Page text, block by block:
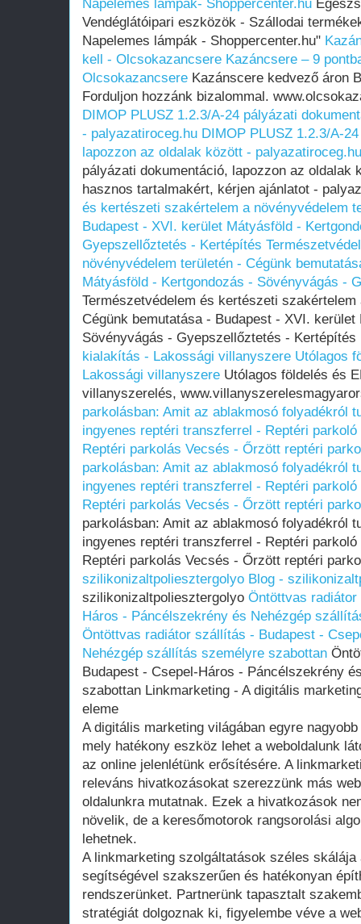
Napelemes lámpák- Shoppercenter.hu
Vendéglátóipari eszközök - Szállodai
Napelemes lámpák - Shoppercenter.hu"
kell - Olcsokazancsere Kazáncsere – 9
Olcsokazancsere Kazánscere kedvező áron
Forduljon hozzánk bizalommal.
DIMOP PLUSZ 1.2.3/A-24 pályázati
- palyazatiroceg.hu DIMOP PLUSZ 1.2.3/A-
lapozzon az oldalak között - palyazatiroceg.hu
pályázati dokumentáció, lapozzon az oldalak
hasznos tartalmakért, kérjen ajánlatot -
és kertészeti szakértelem a növényvédelem
Budapest - XVI. kerület Mátyásföld -
Gyepszellőztetés - Kertépítés
növényvédelem területén - Cégünk
Mátyásföld - Kertgondozás - Sövényvágás -
Természetvédelem és kertészeti
Cégünk bemutatása - Budapest - XVI.
Sövényvágás - Gyepszellőztetés - Kertépítés
kialakítás - Lakossági villanyszere Utólagos
Lakossági villanyszere Utólagos földelés és
villanyszerelés,
parkolásban: Amit az ablakmosó folyadékról
ingyenes reptéri transzferrel - Reptéri
Reptéri parkolás Vecsés - Őrzött reptéri
parkolásban: Amit az ablakmosó folyadékról
ingyenes reptéri transzferrel - Reptéri
Reptéri parkolás Vecsés - Őrzött reptéri
parkolásban: Amit az ablakmosó folyadékról
ingyenes reptéri transzferrel - Reptéri
Reptéri parkolás Vecsés - Őrzött reptéri
szilikonizaltpoliesztergolyo Blog -
szilikonizaltpoliesztergolyo Öntöttvas
Háros - Páncélszekrény és Nehézgép
Öntöttvas radiátor szállítás - Budapest -
Nehézgép szállítás személyre szabottan
Budapest - Csepel-Háros - Páncélszekrény
szabottan Linkmarketing - A digitális
eleme
A digitális marketing világában egyre
mely hatékony eszköz lehet a weboldalunk
az online jelenlétünk erősítésére. A
releváns hivatkozásokat szerezzünk más
oldalunkra mutatnak. Ezek a hivatkozások
növelik, de a keresőmotorok rangsorolási
lehetnek.
A linkmarketing szolgáltatások széles
segítségével szakszerűen és hatékonyan
rendszerünket. Partnerünk tapasztalt
stratégiát dolgoznak ki, figyelembe véve a